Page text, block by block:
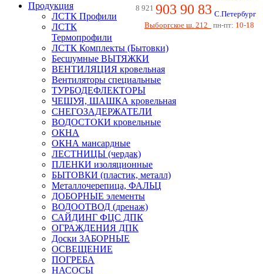
8 921 903 90 83 С.Петербург
Выборгское ш. 212
пн-пт: 10-18
Продукция
ЛСТК Профили
ЛСТК
Термопрофили
ЛСТК Комплекты (Бытовки)
Бесшумные ВЫТЯЖКИ
ВЕНТИЛЯЦИЯ кровельная
Вентиляторы специальные
ТУРБОДЕФЛЕКТОРЫ
ЧЕШУЯ, ШАШКА кровельная
СНЕГОЗАДЕРЖАТЕЛИ
ВОДОСТОКИ кровельные
ОКНА
ОКНА мансардные
ЛЕСТНИЦЫ (чердак)
ПЛЕНКИ изоляционные
БЫТОВКИ (пластик, металл)
Металлочерепица, ФАЛЬЦ
ДОБОРНЫЕ элементы
ВОДООТВОД (дренаж)
САЙДИНГ ФЦС ДПК
ОГРАЖДЕНИЯ ДПК
Доски ЗАБОРНЫЕ
ОСВЕЩЕНИЕ
ПОГРЕБА
НАСОСЫ